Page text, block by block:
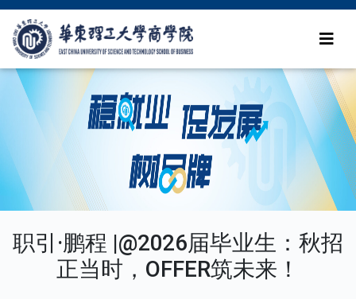
职引·鹏程 |@2026届毕业生：秋招
正当时，OFFER筑未来！